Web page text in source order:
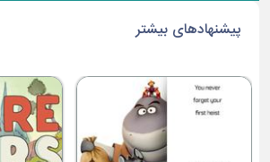
پیشنهادهای بیشتر